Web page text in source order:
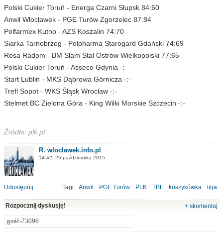
Polski Cukier Toruń - Energa Czarni Słupsk 84:60
Anwil Włocławek - PGE Turów Zgorzelec 87:84
Polfarmex Kutno - AZS Koszalin 74:70
Siarka Tarnobrzeg - Polpharma Starogard Gdański 74:69
Rosa Radom - BM Slam Stal Ostrów Wielkopolski 77:65
Polski Cukier Toruń - Asseco Gdynia -:-
Start Lublin - MKS Dąbrowa Górnicza -:-
Trefl Sopot - WKS Śląsk Wrocław -:-
Stelmet BC Zielona Góra - King Wilki Morskie Szczecin -:-
Źródło: plk.pl
R. wloclawek.info.pl
14:42, 25 października 2015
Udostępnij Tagi: Anwil PGE Turów PLK TBL koszykówka liga
Rozpocznij dyskusję! + skomentuj